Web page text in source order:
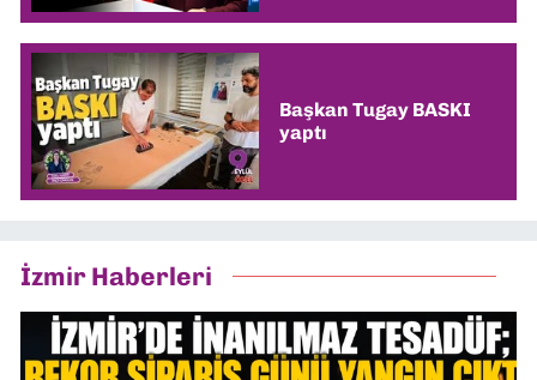
Başkan Tugay BASKI
yaptı
İzmir Haberleri